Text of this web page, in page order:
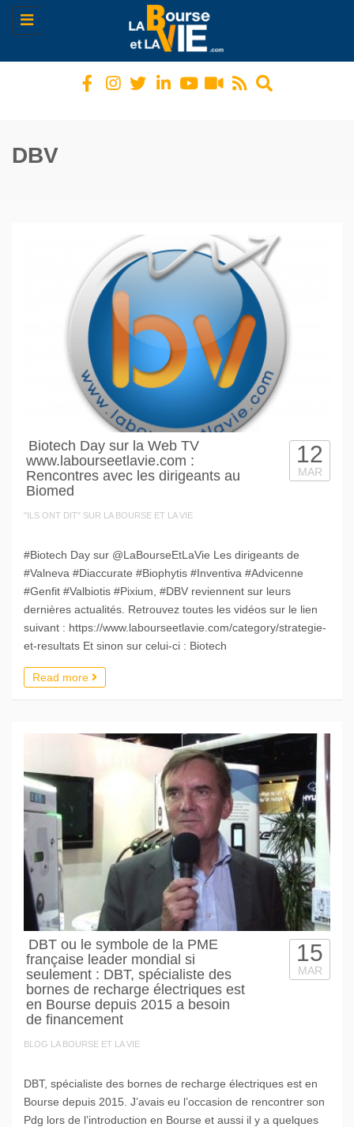
Toggle
navigation
DBV
Biotech Day sur la Web TV
www.labourseetlavie.com :
Rencontres avec les dirigeants au
Biomed
"ILS ONT DIT" SUR LA BOURSE ET LA VIE
12
MAR
#Biotech Day sur @LaBourseEtLaVie Les dirigeants de
#Valneva #Diaccurate #Biophytis #Inventiva #Advicenne
#Genfit #Valbiotis #Pixium, #DBV reviennent sur leurs
dernières actualités. Retrouvez toutes les vidéos sur le lien
suivant : https://www.labourseetlavie.com/category/strategie-
et-resultats Et sinon sur celui-ci : Biotech
Read more
DBT ou le symbole de la PME
française leader mondial si
seulement : DBT, spécialiste des
bornes de recharge électriques est
en Bourse depuis 2015 a besoin
de financement
BLOG LA BOURSE ET LA VIE
15
MAR
DBT, spécialiste des bornes de recharge électriques est en
Bourse depuis 2015. J’avais eu l’occasion de rencontrer son
Pdg lors de l’introduction en Bourse et aussi il y a quelques